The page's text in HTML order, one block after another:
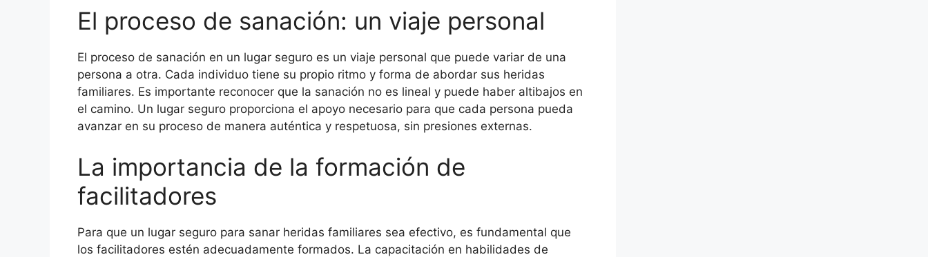
El proceso de sanación: un viaje personal
El proceso de sanación en un lugar seguro es un viaje personal que puede variar de una
persona a otra. Cada individuo tiene su propio ritmo y forma de abordar sus heridas
familiares. Es importante reconocer que la sanación no es lineal y puede haber altibajos en
el camino. Un lugar seguro proporciona el apoyo necesario para que cada persona pueda
avanzar en su proceso de manera auténtica y respetuosa, sin presiones externas.
La importancia de la formación de
facilitadores
Para que un lugar seguro para sanar heridas familiares sea efectivo, es fundamental que
los facilitadores estén adecuadamente formados. La capacitación en habilidades de